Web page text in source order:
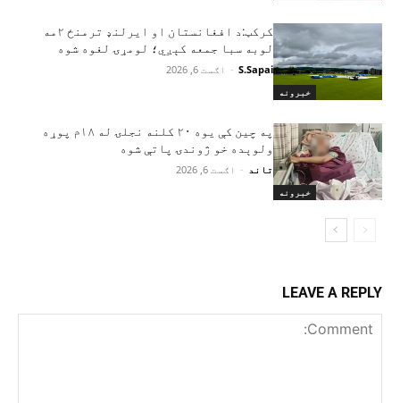
خبرونه
کرکټ:د افغانستان او ایرلنډ ترمنځ ۲مه
لوبه سبا جمعه کېږي؛ لومړۍ لغوه شوه
S.Sapai
- اګست 6, 2026
خبرونه
په چین کې یوه ۲۰ کلنه نجلۍ له ۱۸م پوړه
ولوېده خو ژوندۍ پاتې شوه
تاند - اګست 6, 2026
LEAVE A REPLY